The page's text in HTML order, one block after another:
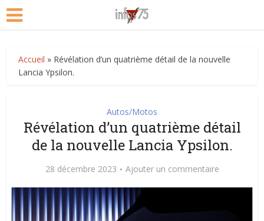
Accueil » Révélation d’un quatrième détail de la nouvelle
Lancia Ypsilon.
Autos/Motos
Révélation d’un quatrième détail
de la nouvelle Lancia Ypsilon.
28 décembre 2023 Ajouter un commentaire